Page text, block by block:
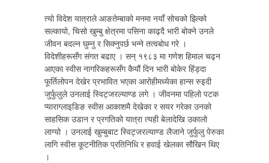
त्यो विदेश यात्राले आङतेम्बाको मनमा नयाँ सोचको झ्ल्किो
सल्कायो, चिसो खुम्बु क्षेत्रमा पसिना काढ्दै भारी बोक्ने उनले
जीवन बदल्न घुम्नु र सिक्नुपर्छ भन्ने तत्वबोध गरे ।
विदेशीहरूसँग संगत बढाए । सन् १९८३ मा गणेश हिमाल चढ्न
आएका स्वीस नागरिकहरूसँग कैयौं दिन भारी बोकेर हिंड्दा
फूर्तिलोपन देखेर प्रभावित भएका आरोहीमध्येका हान्स रुइदी
जुर्फुलुले उनलाई स्विट्जरल्याण्ड लगे । जीवनमा पहिलो पटक
प्याराग्लाइडिङ स्वीस आकाशमै देखेका र सयर गरेका उनको
साहसिक उडान र प्रगतिको यात्रा त्यही बेलादेखि उकालो
लाग्यो । उनलाई खुम्बुबाट स्विट्जरल्याण्ड लैजाने जुर्फुलु पेरुका
लागि स्वीस कूटनीतिक प्रतिनिधि र हवाई खेलका सौखिन थिए
।